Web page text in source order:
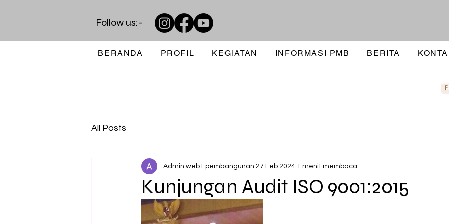
Follow us:-
BERANDA PROFIL KEGIATAN INFORMASI PMB BERITA
All Posts
Kunjungan Audit ISO 9001:2015
Admin web Epembangunan 27 Feb 2024 1 menit membaca